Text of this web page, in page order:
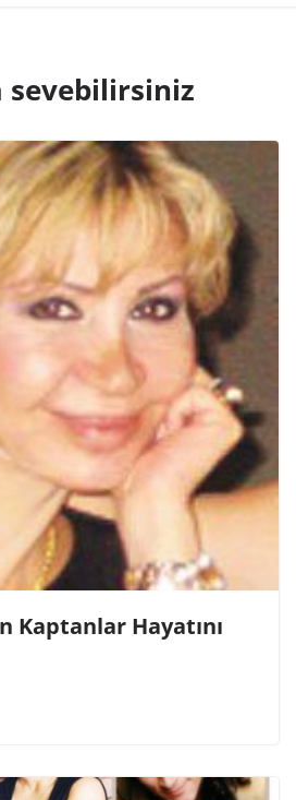
sevebilirsiniz
Kaptanlar Hayatını